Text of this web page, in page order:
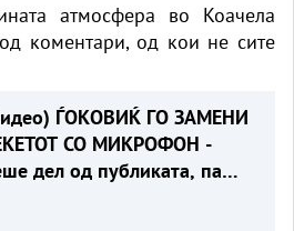
атмосфера во Коачела
коментари, од кои не сите
ЃОКОВИЌ ГО ЗАМЕНИ
СО МИКРОФОН -
дел од публиката, па